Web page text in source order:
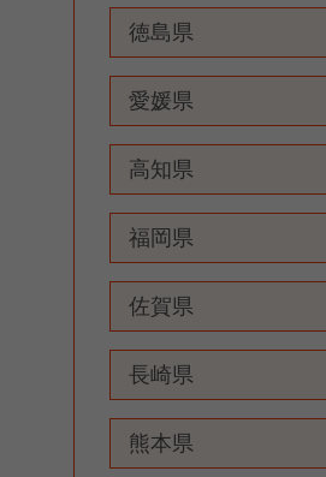
徳島県
愛媛県
高知県
福岡県
佐賀県
長崎県
熊本県